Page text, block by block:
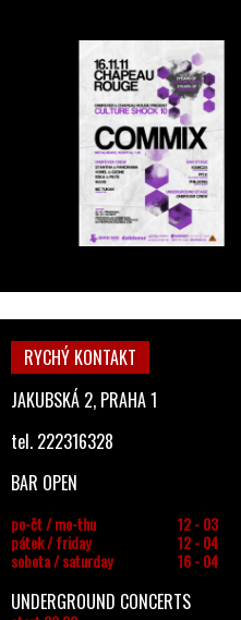
RYCHÝ KONTAKT
JAKUBSKÁ 2, PRAHA 1
tel. 222316328
BAR OPEN
po-čt / mo-thu
12 - 03
pátek / friday
12 - 04
sobota / saturday
16 - 04
UNDERGROUND CONCERTS